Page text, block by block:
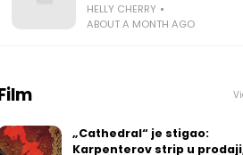
HELLY CHERRY
ABOUT A MONTH AGO
„Cathedral“ je stigao:
Karpenterov strip u